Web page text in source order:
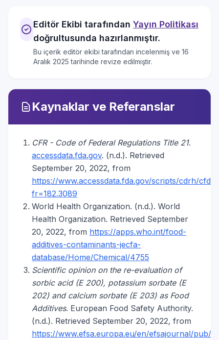
Editör Ekibi tarafından Yayın Politikası
doğrultusunda hazırlanmıştır.
Bu içerik editör ekibi tarafından incelenmiş ve 16
Aralık 2025 tarihinde revize edilmiştir.
Kaynaklar ve Referanslar
CFR - Code of Federal Regulations Title 21.
accessdata.fda.gov. (n.d.). Retrieved
September 20, 2022, from
https://www.accessdata.fda.gov/scripts/cdrh/
fr=182.3089
World Health Organization. (n.d.). World
Health Organization. Retrieved September
20, 2022, from https://apps.who.int/food-
additives-contaminants-jecfa-
database/Home/Chemical/4755
Scientific opinion on the re-evaluation of
sorbic acid (E 200), potassium sorbate (E
202) and calcium sorbate (E 203) as Food
Additives. European Food Safety Authority.
(n.d.). Retrieved September 20, 2022, from
https://www.efsa.europa.eu/en/efsajournal/pub/